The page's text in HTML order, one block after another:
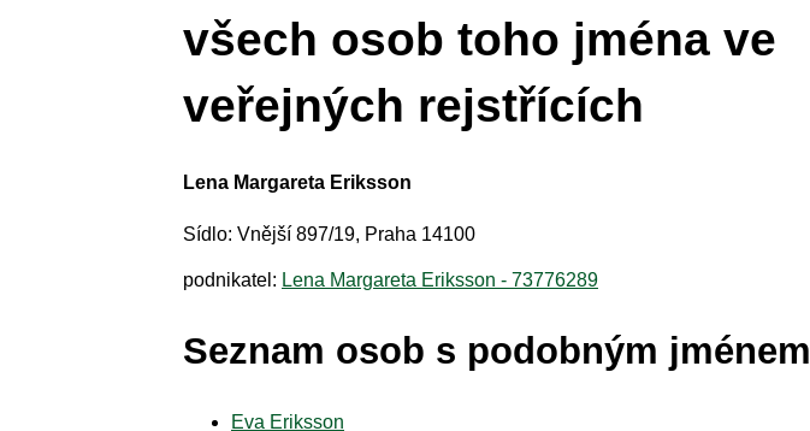
všech osob toho jména ve
veřejných rejstřících
Lena Margareta Eriksson
Sídlo: Vnější 897/19, Praha 14100
podnikatel: Lena Margareta Eriksson - 73776289
Seznam osob s podobným jménem
Eva Eriksson